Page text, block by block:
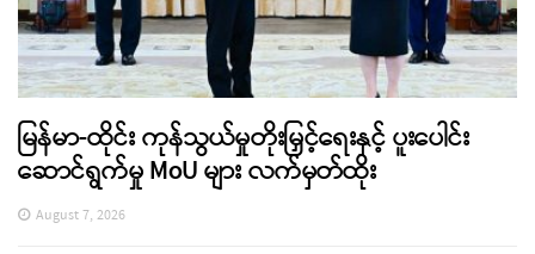
မြန်မာ-ထိုင်း ကုန်သွယ်မှုတိုးမြှင့်ရေးနှင့် ပူးပေါင်း
ဆောင်ရွက်မှု MoU များ လက်မှတ်ထိုး
August 7, 2026